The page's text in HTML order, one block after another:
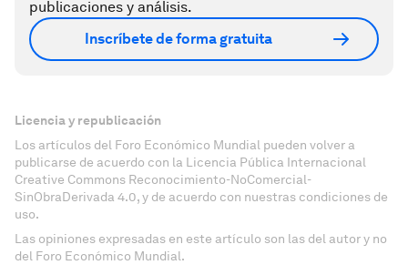
publicaciones y análisis.
Inscríbete de forma gratuita
Licencia y republicación
Los artículos del Foro Económico Mundial pueden volver a
publicarse de acuerdo con la Licencia Pública Internacional
Creative Commons Reconocimiento-NoComercial-
SinObraDerivada 4.0, y de acuerdo con nuestras condiciones de
uso.
Las opiniones expresadas en este artículo son las del autor y no
del Foro Económico Mundial.